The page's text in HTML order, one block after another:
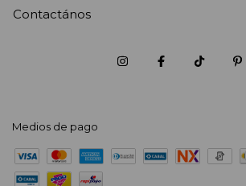
Contactános
Medios de pago